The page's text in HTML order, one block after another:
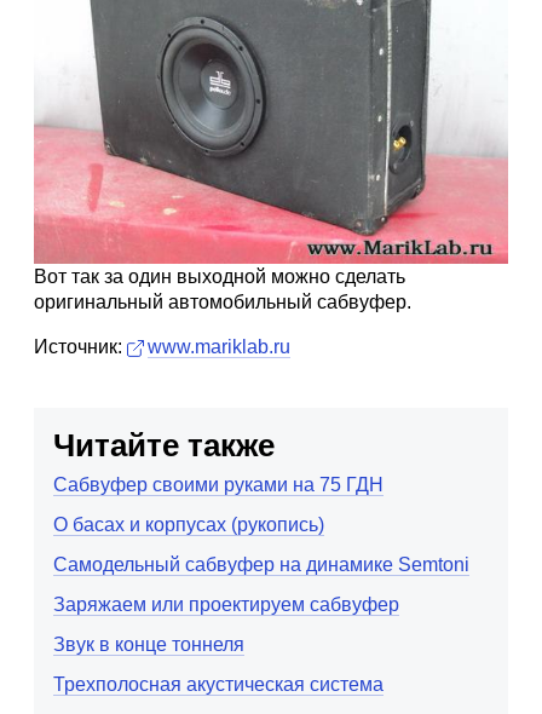
Вот так за один выходной можно сделать
оригинальный автомобильный сабвуфер.
Источник: www.mariklab.ru
Читайте также
Сабвуфер своими руками на 75 ГДН
О басах и корпусах (рукопись)
Самодельный сабвуфер на динамике Semtoni
Заряжаем или проектируем сабвуфер
Звук в конце тоннеля
Трехполосная акустическая система